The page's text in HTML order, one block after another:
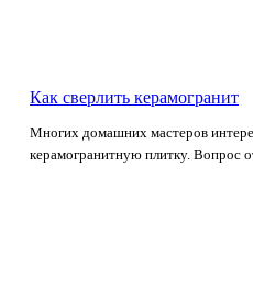
Как сверлить керамогранит
Многих домашних мастеров
керамогранитную плитку. Вопрос